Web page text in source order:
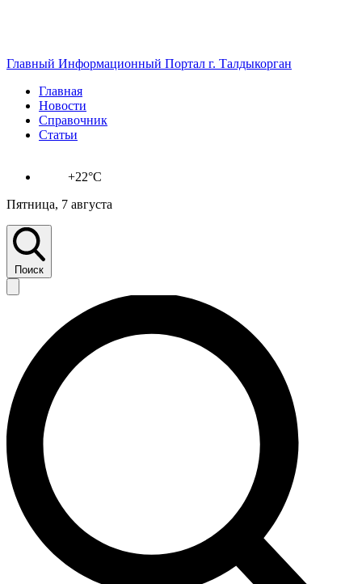
Главный Информационный Портал г. Талдыкорган
Главная
Новости
Справочник
Статьи
+22°C
Пятница, 7 августа
Поиск